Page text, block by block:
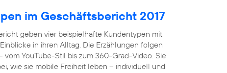
im Geschäftsbericht 2017
geben vier beispielhafte Kundentypen mit
in ihren Alltag. Die Erzählungen folgen
YouTube-Stil bis zum 360-Grad-Video. Sie
wie sie mobile Freiheit leben – individuell und